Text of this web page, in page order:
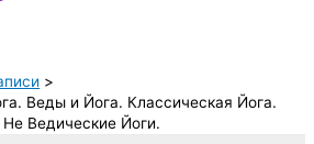
Веды и Йога. Классическая Йога.
Ведические Йоги.